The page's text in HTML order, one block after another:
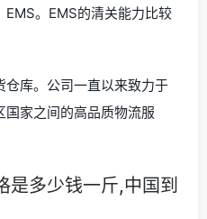
。EMS的清关能力比较
库。公司一直以来致力于
国家之间的高品质物流服
是多少钱一斤,中国到